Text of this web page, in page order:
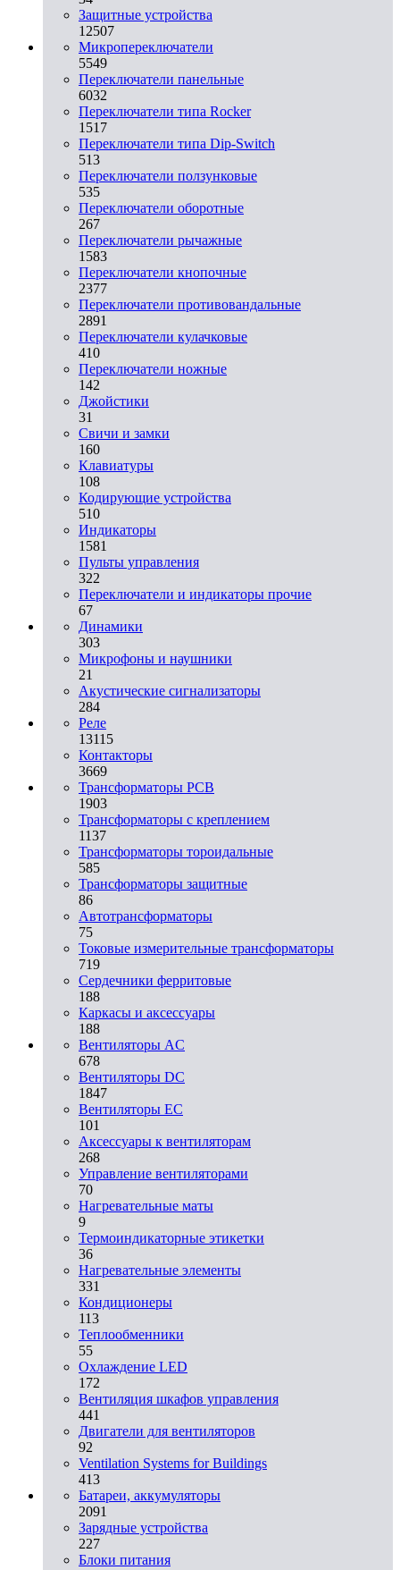
Защитные устройства
12507
Микропереключатели
5549
Переключатели панельные
6032
Переключатели типа Rocker
1517
Переключатели типа Dip-Switch
513
Переключатели ползунковые
535
Переключатели оборотные
267
Переключатели рычажные
1583
Переключатели кнопочные
2377
Переключатели противовандальные
2891
Переключатели кулачковые
410
Переключатели ножные
142
Джойстики
31
Свичи и замки
160
Клавиатуры
108
Кодирующие устройства
510
Индикаторы
1581
Пульты управления
322
Переключатели и индикаторы прочие
67
Динамики
303
Микрофоны и наушники
21
Акустические сигнализаторы
284
Реле
13115
Контакторы
3669
Трансформаторы PCB
1903
Трансформаторы с креплением
1137
Трансформаторы тороидальные
585
Трансформаторы защитные
86
Автотрансформаторы
75
Токовые измерительные трансформаторы
719
Сердечники ферритовые
188
Каркасы и аксессуары
188
Вентиляторы AC
678
Вентиляторы DC
1847
Вентиляторы EC
101
Аксессуары к вентиляторам
268
Управление вентиляторами
70
Нагревательные маты
9
Термоиндикаторные этикетки
36
Нагревательные элементы
331
Кондиционеры
113
Теплообменники
55
Охлаждение LED
172
Вентиляция шкафов управления
441
Двигатели для вентиляторов
92
Ventilation Systems for Buildings
413
Батареи, аккумуляторы
2091
Зарядные устройства
227
Блоки питания